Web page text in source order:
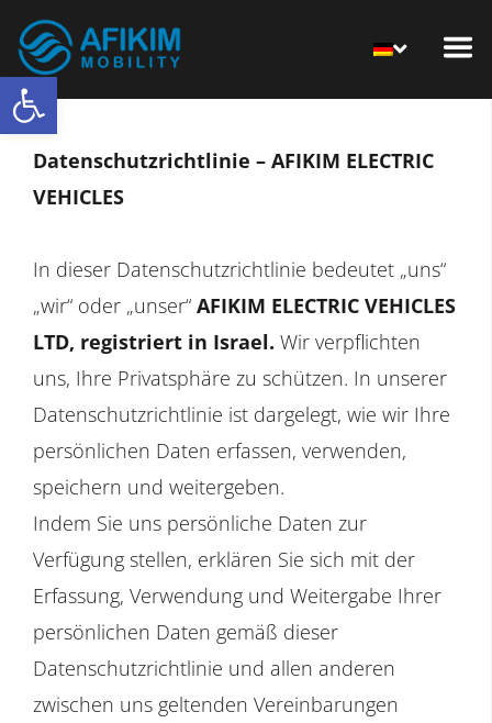
Open toolbar
Datenschutzrichtlinie – AFIKIM ELECTRIC
VEHICLES
In dieser Datenschutzrichtlinie bedeutet „uns“
„wir“ oder „unser“ AFIKIM ELECTRIC VEHICLES
LTD, registriert in Israel. Wir verpflichten
uns, Ihre Privatsphäre zu schützen. In unserer
Datenschutzrichtlinie ist dargelegt, wie wir Ihre
persönlichen Daten erfassen, verwenden,
speichern und weitergeben.
Indem Sie uns persönliche Daten zur
Verfügung stellen, erklären Sie sich mit der
Erfassung, Verwendung und Weitergabe Ihrer
persönlichen Daten gemäß dieser
Datenschutzrichtlinie und allen anderen
zwischen uns geltenden Vereinbarungen